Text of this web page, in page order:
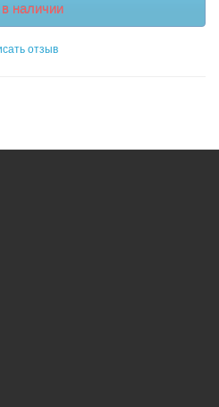
наличии
отзыв